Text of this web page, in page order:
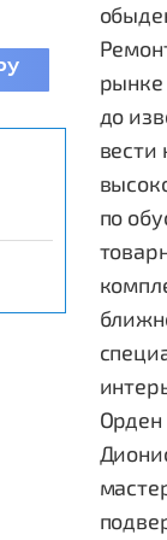
до
вести
по